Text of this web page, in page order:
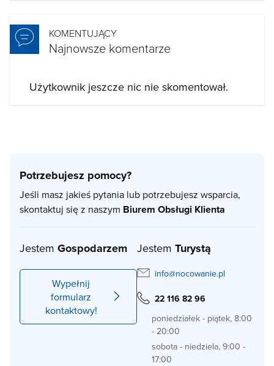
KOMENTUJĄCY
Najnowsze komentarze
Użytkownik jeszcze nic nie skomentował.
Potrzebujesz pomocy?
Jeśli masz jakieś pytania lub potrzebujesz wsparcia,
skontaktuj się z naszym Biurem Obsługi Klienta
Jestem Gospodarzem
Wypełnij
formularz
kontaktowy!
Jestem Turystą
info@nocowanie.pl
22 116 82 96
poniedziałek - piątek, 8:00
- 20:00
sobota - niedziela, 9:00 -
17:00